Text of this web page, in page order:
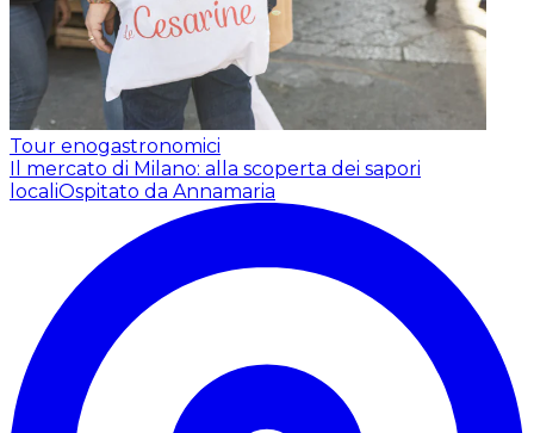
Tour enogastronomici
Il mercato di Milano: alla scoperta dei sapori
localiOspitato da Annamaria